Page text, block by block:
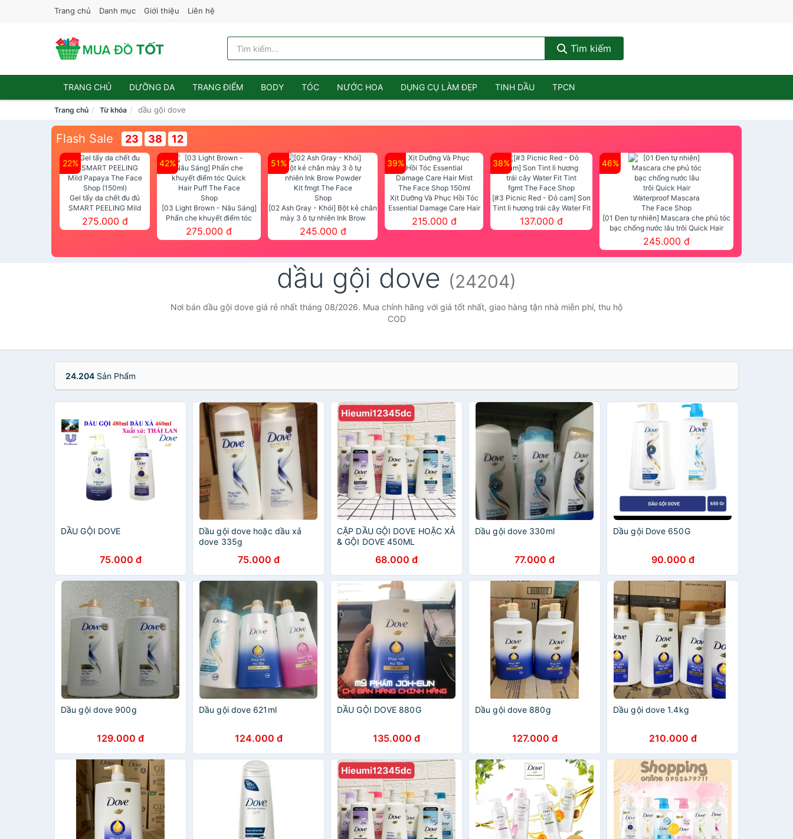
Trang chủ Danh mục Giới thiệu Liên hệ
Tìm kiếm
TRANG CHỦ DƯỠNG DA TRANG ĐIỂM BODY TÓC NƯỚC HOA DỤNG CỤ LÀM ĐẸP TINH DẦU TPCN
Trang chủ Từ khóa dầu gội dove
Flash Sale 23 38 10
22%
Gel tẩy da chết đu đủ
SMART PEELING Mild
Papaya The Face Shop
(150ml)
275.000 đ
42%
[03 Light Brown - Nâu Sáng]
Phấn che khuyết điểm tóc
Quick Hair Puff The Face Shop
275.000 đ
51%
[02 Ash Gray - Khói] Bột kẻ chân
mày 3 ô tự nhiên Ink Brow
Powder Kit fmgt The Face Shop
245.000 đ
39%
Xịt Dưỡng Và Phục Hồi Tóc
Essential Damage Care Hair
Mist The Face Shop 150ml
215.000 đ
38%
[#3 Picnic Red - Đỏ cam] Son
Tint lì hương trái cây Water Fit
Tint fgmt The Face Shop
137.000 đ
46%
[01 Đen tự nhiên] Mascara che phủ tóc
bạc chống nước lâu trôi Quick Hair
Waterproof Mascara The Face Shop
245.000 đ
dầu gội dove (24204)
Nơi bán dầu gội dove giá rẻ nhất tháng 08/2026. Mua chính hãng với giá tốt nhất, giao hàng tận nhà miễn phí, thu hộ
COD
24.204 Sản Phẩm
DẦU GỘI DOVE
75.000 đ
Dầu gội dove hoặc dầu xả
dove 335g
75.000 đ
CẶP DẦU GỘI DOVE HOẶC XẢ
& GỘI DOVE 450ML
68.000 đ
Dầu gội dove 330ml
77.000 đ
Dầu gội Dove 650G
90.000 đ
Dầu gội dove 900g
129.000 đ
Dầu gội dove 621ml
124.000 đ
DẦU GỘI DOVE 880G
135.000 đ
Dầu gội dove 880g
127.000 đ
Dầu gội dove 1.4kg
210.000 đ